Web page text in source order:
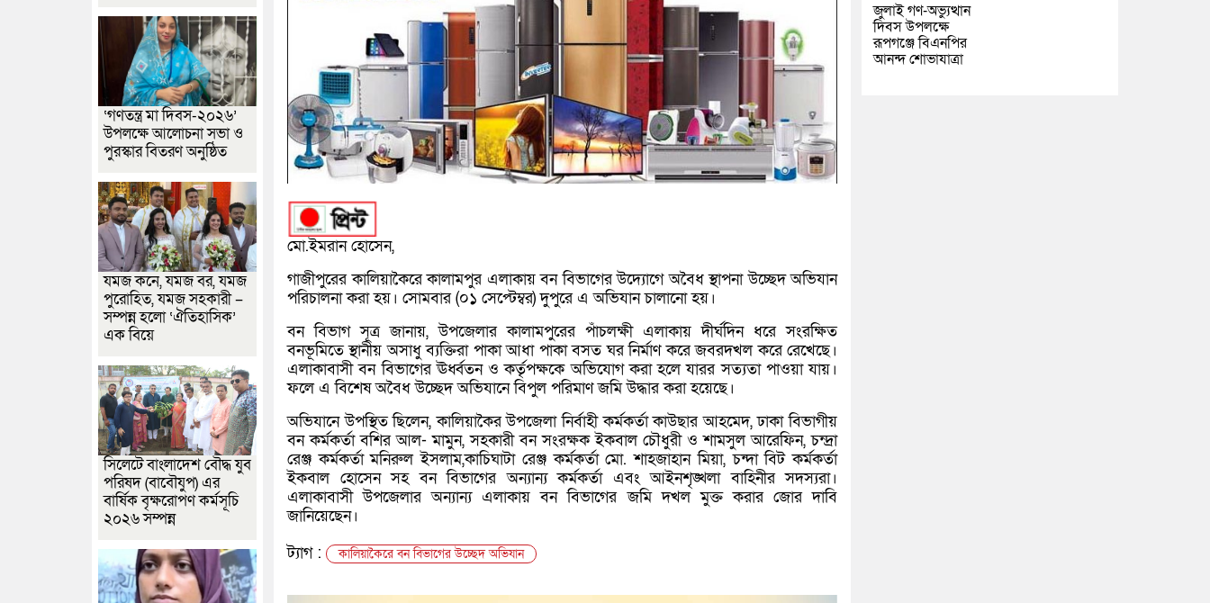
মো.ইমরান হোসেন,
গাজীপুরের কালিয়াকৈরে কালামপুর এলাকায় বন বিভাগের উদ্যোগে অবৈধ স্থাপনা উচ্ছেদ অভিযান
পরিচালনা করা হয়। সোমবার (০১ সেপ্টেম্বর) দুপুরে এ অভিযান চালানো হয়।
বন বিভাগ সূত্র জানায়, উপজেলার কালামপুরের পাঁচলক্ষী এলাকায় দীর্ঘদিন ধরে সংরক্ষিত
বনভূমিতে স্থানীয় অসাধু ব্যক্তিরা পাকা আধা পাকা বসত ঘর নির্মাণ করে জবরদখল করে রেখেছে।
এলাকাবাসী বন বিভাগের ঊর্ধ্বতন ও কর্তৃপক্ষকে অভিযোগ করা হলে যারর সত্যতা পাওয়া যায়।
ফলে এ বিশেষ অবৈধ উচ্ছেদ অভিযানে বিপুল পরিমাণ জমি উদ্ধার করা হয়েছে।
অভিযানে উপস্থিত ছিলেন, কালিয়াকৈর উপজেলা নির্বাহী কর্মকর্তা কাউছার আহমেদ, ঢাকা বিভাগীয়
বন কর্মকর্তা বশির আল- মামুন, সহকারী বন সংরক্ষক ইকবাল চৌধুরী ও শামসুল আরেফিন, চন্দ্রা
রেঞ্জ কর্মকর্তা মনিরুল ইসলাম,কাচিঘাটা রেঞ্জ কর্মকর্তা মো. শাহজাহান মিয়া, চন্দা বিট কর্মকর্তা
ইকবাল হোসেন সহ বন বিভাগের অন্যান্য কর্মকর্তা এবং আইনশৃঙ্খলা বাহিনীর সদস্যরা।
এলাকাবাসী উপজেলার অন্যান্য এলাকায় বন বিভাগের জমি দখল মুক্ত করার জোর দাবি
জানিয়েছেন।
ট্যাগ :
কালিয়াকৈরে বন বিভাগের উচ্ছেদ অভিযান
‘গণতন্ত্র মা দিবস-২০২৬’
উপলক্ষে আলোচনা সভা ও
পুরস্কার বিতরণ অনুষ্ঠিত
যমজ কনে, যমজ বর, যমজ
পুরোহিত, যমজ সহকারী –
সম্পন্ন হলো ‘ঐতিহাসিক’
এক বিয়ে
সিলেটে বাংলাদেশ বৌদ্ধ যুব
পরিষদ (বাবৌযুপ) এর
বার্ষিক বৃক্ষরোপণ কর্মসূচি
২০২৬ সম্পন্ন
জুলাই গণ-অভ্যুত্থান
দিবস উপলক্ষে
রূপগঞ্জে বিএনপির
আনন্দ শোভাযাত্রা